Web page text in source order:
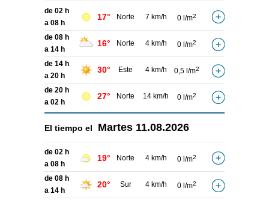
de 02 h
a 08 h
17° Norte 7 km/h 0 l/m2
de 08 h
a 14 h
16° Norte 4 km/h 0 l/m2
de 14 h
a 20 h
30° Este 4 km/h 0,5 l/m2
de 20 h
a 02 h
27° Norte 14 km/h 0 l/m2
El tiempo el Martes 11.08.2026
de 02 h
a 08 h
19° Norte 4 km/h 0 l/m2
de 08 h
a 14 h
20° Sur 4 km/h 0 l/m2